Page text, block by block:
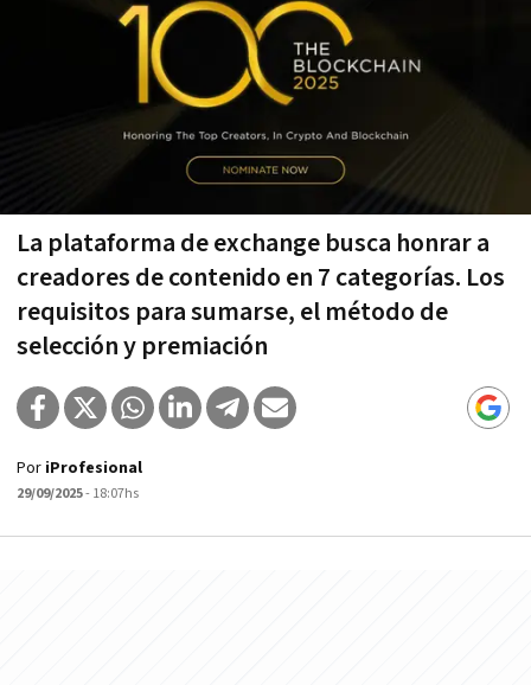
La plataforma de exchange busca honrar a
creadores de contenido en 7 categorías. Los
requisitos para sumarse, el método de
selección y premiación
Por iProfesional
29/09/2025- 18:07hs